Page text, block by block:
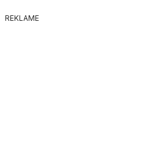
REKLAME